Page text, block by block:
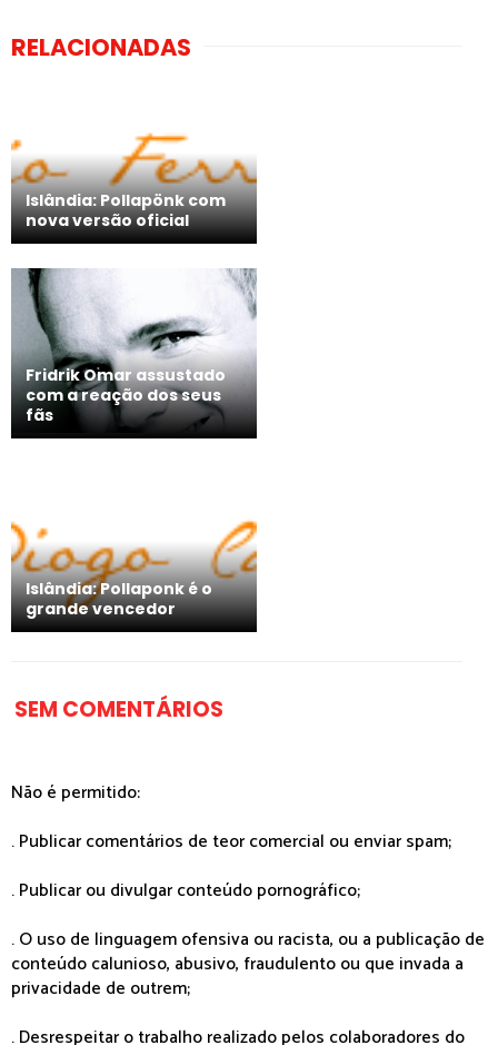
RELACIONADAS
Islândia: Pollapönk com
nova versão oficial
Fridrik Omar assustado
com a reação dos seus
fãs
Islândia: Pollaponk é o
grande vencedor
SEM COMENTÁRIOS
Não é permitido:
. Publicar comentários de teor comercial ou enviar spam;
. Publicar ou divulgar conteúdo pornográfico;
. O uso de linguagem ofensiva ou racista, ou a publicação de
conteúdo calunioso, abusivo, fraudulento ou que invada a
privacidade de outrem;
. Desrespeitar o trabalho realizado pelos colaboradores do